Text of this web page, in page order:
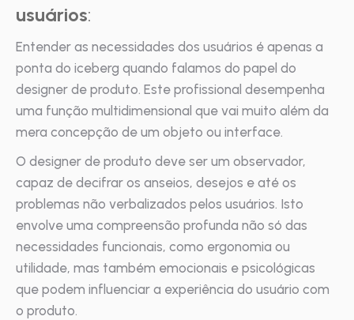
usuários:
Entender as necessidades dos usuários é apenas a
ponta do iceberg quando falamos do papel do
designer de produto. Este profissional desempenha
uma função multidimensional que vai muito além da
mera concepção de um objeto ou interface.
O designer de produto deve ser um observador,
capaz de decifrar os anseios, desejos e até os
problemas não verbalizados pelos usuários. Isto
envolve uma compreensão profunda não só das
necessidades funcionais, como ergonomia ou
utilidade, mas também emocionais e psicológicas
que podem influenciar a experiência do usuário com
o produto.